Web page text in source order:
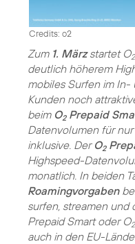
Credits: o2
Zum 1. Märzstartet O2
deutlich höherem
mobiles Surfen im In-
Kunden noch
beim O2Prepaid
Datenvolumen für nur
inklusive. Der O2
Highspeed-
monatlich. In beiden
Roamingvorgaben
surfen, streamen und
Prepaid Smart oder O2
auch in den EU-